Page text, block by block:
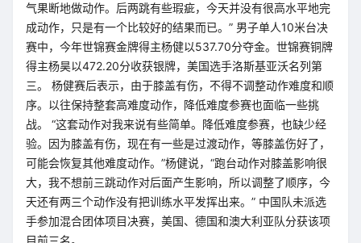
气果断地做动作。后两跳有些瑕疵，今天并没有很高水平地完
成动作，只是有一个比较好的结果而已。” 男子单人10米台决
赛中，今年世锦赛金牌得主杨健以537.70分夺金。世锦赛铜牌
得主杨昊以472.20分收获银牌，美国选手洛斯基亚沃名列第
三。 杨健赛后表示，由于膝盖有伤，不得不调整动作难度和顺
序。以往保持整套高难度动作，降低难度参赛也面临一些挑
战。 “这套动作对我来说有些简单。降低难度参赛，也缺少经
验。因为膝盖有伤，现在有一些是过渡动作，等膝盖伤好了，
可能会恢复其他难度动作。”杨健说，“跑台动作对膝盖影响很
大，我不想前三跳动作对后面产生影响，所以调整了顺序，今
天还有两三个动作没有把训练水平发挥出来。” 中国队未派选
手参加混合团体项目决赛，美国、德国和澳大利亚队分获该项
目前三名。